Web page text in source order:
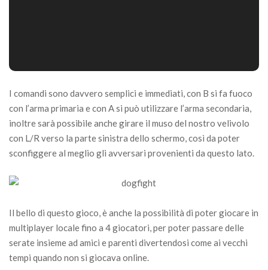
I comandi sono davvero semplici e immediati, con B si fa fuoco
con l’arma primaria e con A si può utilizzare l’arma secondaria,
inoltre sarà possibile anche girare il muso del nostro velivolo
con L/R verso la parte sinistra dello schermo, così da poter
sconfiggere al meglio gli avversari provenienti da questo lato.
Il bello di questo gioco, è anche la possibilità di poter giocare in
multiplayer locale fino a 4 giocatori, per poter passare delle
serate insieme ad amici e parenti divertendosi come ai vecchi
tempi quando non si giocava online.